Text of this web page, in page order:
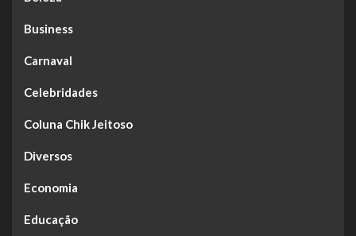
Business
Carnaval
Celebridades
Coluna Chik Jeitoso
Diversos
Economia
Educação